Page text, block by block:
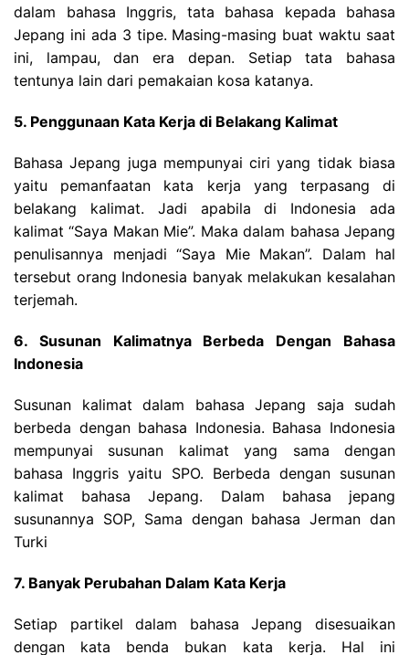
dalam bahasa Inggris, tata bahasa kepada bahasa
Jepang ini ada 3 tipe. Masing-masing buat waktu saat
ini, lampau, dan era depan. Setiap tata bahasa
tentunya lain dari pemakaian kosa katanya.
5. Penggunaan Kata Kerja di Belakang Kalimat
Bahasa Jepang juga mempunyai ciri yang tidak biasa
yaitu pemanfaatan kata kerja yang terpasang di
belakang kalimat. Jadi apabila di Indonesia ada
kalimat “Saya Makan Mie”. Maka dalam bahasa Jepang
penulisannya menjadi “Saya Mie Makan”. Dalam hal
tersebut orang Indonesia banyak melakukan kesalahan
terjemah.
6. Susunan Kalimatnya Berbeda Dengan Bahasa
Indonesia
Susunan kalimat dalam bahasa Jepang saja sudah
berbeda dengan bahasa Indonesia. Bahasa Indonesia
mempunyai susunan kalimat yang sama dengan
bahasa Inggris yaitu SPO. Berbeda dengan susunan
kalimat bahasa Jepang. Dalam bahasa jepang
susunannya SOP, Sama dengan bahasa Jerman dan
Turki
7. Banyak Perubahan Dalam Kata Kerja
Setiap partikel dalam bahasa Jepang disesuaikan
dengan kata benda bukan kata kerja. Hal ini